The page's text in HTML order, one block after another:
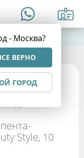
- Москва?
ВЕРНО
ГОРОД
Style, 10